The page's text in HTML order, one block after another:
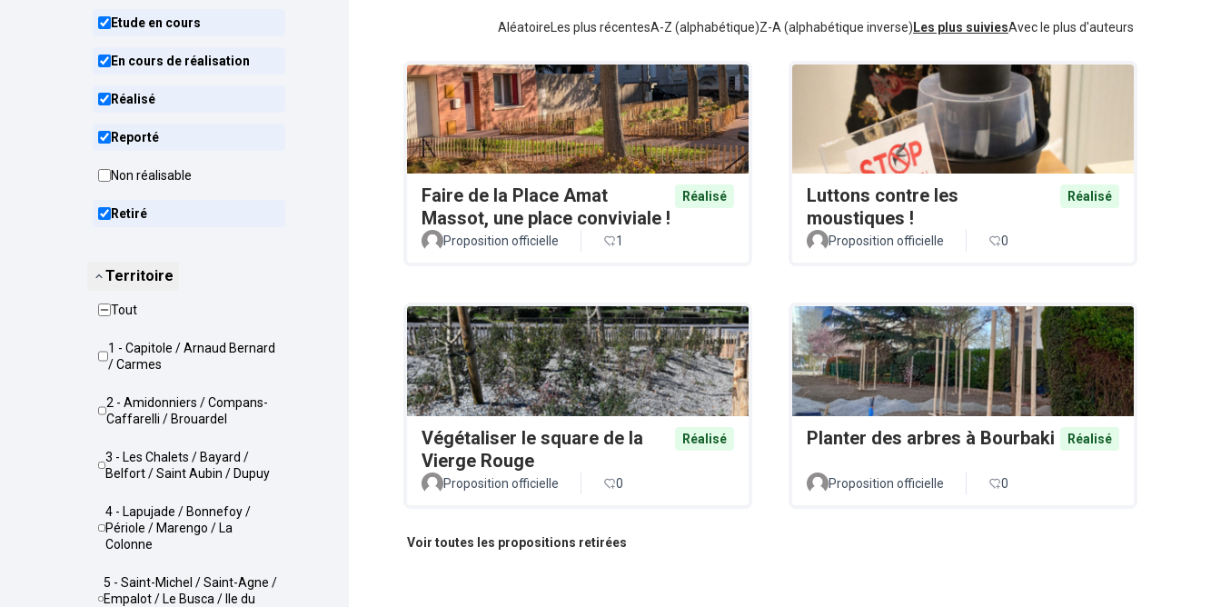
Etude en cours
En cours de réalisation
Réalisé
Reporté
Non réalisable
Retiré
Territoire
Tout
1 - Capitole / Arnaud Bernard
/ Carmes
2 - Amidonniers / Compans-
Caffarelli / Brouardel
3 - Les Chalets / Bayard /
Belfort / Saint Aubin / Dupuy
4 - Lapujade / Bonnefoy /
Périole / Marengo / La
Colonne
5 - Saint-Michel / Saint-Agne /
Empalot / Le Busca / Ile du
Aléatoire Les plus récentesA-Z (alphabétique)Z-A (alphabétique inverse) Les plus suiviesAvec le plus d'auteurs
Faire de la Place Amat
Massot, une place conviviale !
Réalisé
Proposition officielle 1
Luttons contre les
moustiques !
Réalisé
Proposition officielle 0
Végétaliser le square de la
Vierge Rouge
Réalisé
Proposition officielle 0
Planter des arbres à Bourbaki Réalisé
Proposition officielle 0
Voir toutes les propositions retirées